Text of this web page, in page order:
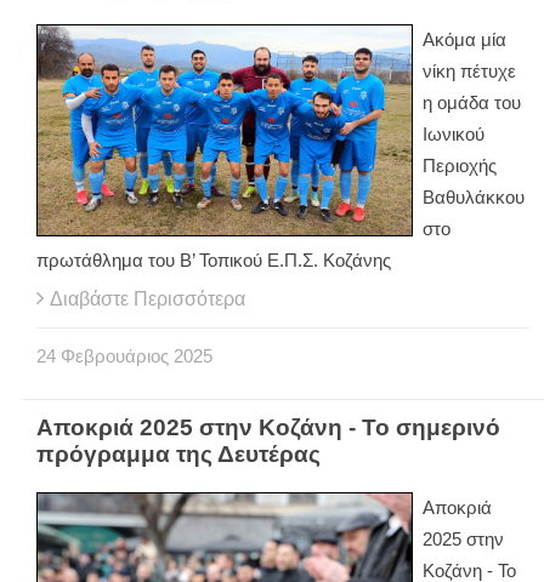
Ακόμα μία
νίκη πέτυχε
η ομάδα του
Ιωνικού
Περιοχής
Βαθυλάκκου
στο
πρωτάθλημα του Β’ Τοπικού Ε.Π.Σ. Κοζάνης
Διαβάστε Περισσότερα
24 Φεβρουάριος 2025
Αποκριά 2025 στην Κοζάνη - Το σημερινό
πρόγραμμα της Δευτέρας
Αποκριά
2025 στην
Κοζάνη - Το